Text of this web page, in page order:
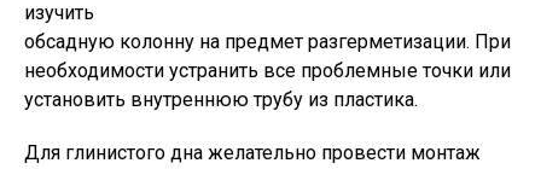
изучить
обсадную колонну на предмет разгерметизации. При
необходимости устранить все проблемные точки или
установить внутреннюю трубу из пластика.
Для глинистого дна желательно провести монтаж